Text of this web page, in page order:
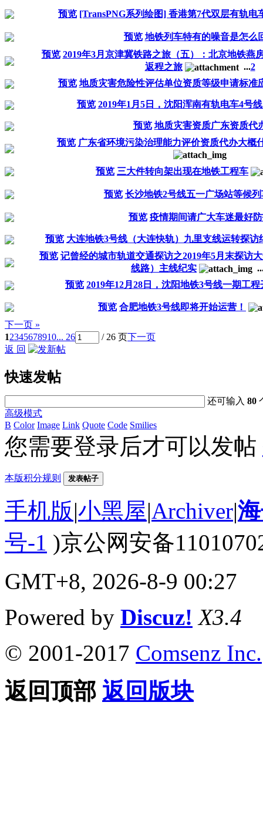
预览 [TransPNG系列绘图] 香港第7代双层有轨电
预览 地铁列车特有的噪音是怎么
预览 2019年3月京津冀铁路之旅（五）：北京地铁燕
返程之旅
...2
预览 地质灾害危险性评估单位资质等级申请标准
预览 2019年1月5日，沈阳浑南有轨电车4号
预览 地质灾害资质广东资质代
预览 广东省环境污染治理能力评价资质代办大概
预览 三大件转向架出现在地铁工程车
预览 长沙地铁2号线五一广场站等候列
预览 疫情期间请广大车迷最好
预览 大连地铁3号线（大连快轨）九里支线运转探访
预览 记曾经的城市轨道交通探访之2019年5月末探访
线路）主线纪实
预览 2019年12月28日，沈阳地铁3号线一期工程
预览 合肥地铁3号线即将开始运营！
下一页 »
12345678910... 26 / 26 页下一页
返 回
快速发帖
还可输入80
高级模式
B Color Image Link Quote Code Smilies
您需要登录后才可以发帖
本版积分规则 发表帖子
手机版|小黑屋|Archiver|
号-1 )京公网安备
GMT+8, 2026-8-9 00:27
Powered by Discuz! X3.4
© 2001-2017 Comsenz Inc.
返回顶部 返回版块